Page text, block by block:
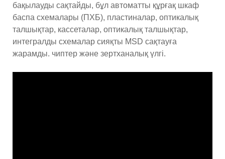
бақылауды сақтайды, бұл автоматты құрғақ шкаф
баспа схемалары (ПХБ), пластиналар, оптикалық
талшықтар, кассеталар, оптикалық талшықтар,
интегралды схемалар сияқты MSD сақтауға
жарамды. чиптер және зертханалық үлгі.